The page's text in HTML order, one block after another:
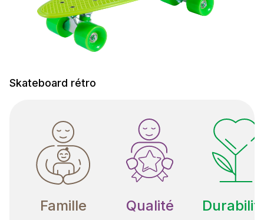
Skateboard rétro
Famille Qualité